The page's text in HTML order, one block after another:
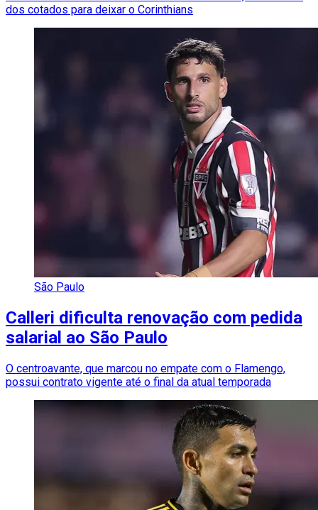
dos cotados para deixar o Corinthians
São Paulo
Calleri dificulta renovação com pedida
salarial ao São Paulo
O centroavante, que marcou no empate com o Flamengo,
possui contrato vigente até o final da atual temporada